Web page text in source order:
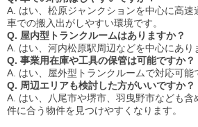
A. はい、松原ジャンクションを中心に高速
車での搬入出がしやすい環境です。
Q. 屋内型トランクルームはありますか？
A. はい、河内松原駅周辺などを中心にあり
Q. 事業用在庫や工具の保管は可能ですか？
A. はい、屋外型トランクルームで対応可能
Q. 周辺エリアも検討した方がいいですか？
A. はい、八尾市や堺市、羽曳野市なども含
件に合う物件を見つけやすくなります。